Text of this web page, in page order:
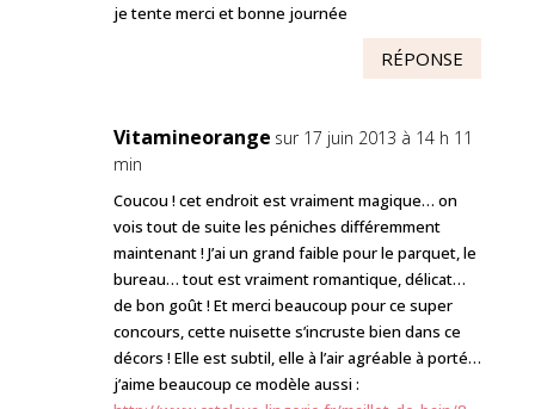
je tente merci et bonne journée
RÉPONSE
Vitamineorange sur 17 juin 2013 à 14 h 11
min
Coucou ! cet endroit est vraiment magique… on
vois tout de suite les péniches différemment
maintenant ! J’ai un grand faible pour le parquet, le
bureau… tout est vraiment romantique, délicat…
de bon goût ! Et merci beaucoup pour ce super
concours, cette nuisette s’incruste bien dans ce
décors ! Elle est subtil, elle à l’air agréable à porté…
j’aime beaucoup ce modèle aussi :